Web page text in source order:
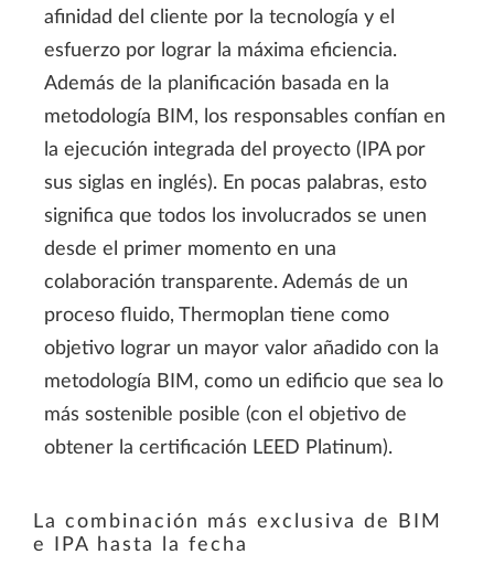
afinidad del cliente por la tecnología y el
esfuerzo por lograr la máxima eficiencia.
Además de la planificación basada en la
metodología BIM, los responsables confían en
la ejecución integrada del proyecto (IPA por
sus siglas en inglés). En pocas palabras, esto
significa que todos los involucrados se unen
desde el primer momento en una
colaboración transparente. Además de un
proceso fluido, Thermoplan tiene como
objetivo lograr un mayor valor añadido con la
metodología BIM, como un edificio que sea lo
más sostenible posible (con el objetivo de
obtener la certificación LEED Platinum).
La combinación más exclusiva de BIM
e IPA hasta la fecha